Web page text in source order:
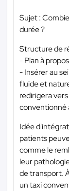
Sujet :
durée ?
Structure de
- Plan à
- Insérer au
fluide et
redirigera
conventionné
Idée
patients
comme le
leur
de transport.
un taxi